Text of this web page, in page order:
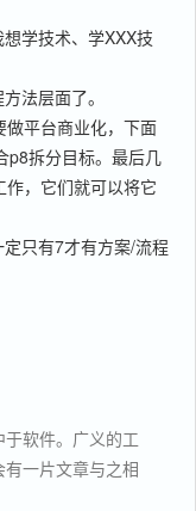
学技术、学XXX技
法层面了。
平台商业化，下面
p8拆分目标。最后几
，它们就可以将它
定只有7才有方案/流程
软件。广义的工
一片文章与之相